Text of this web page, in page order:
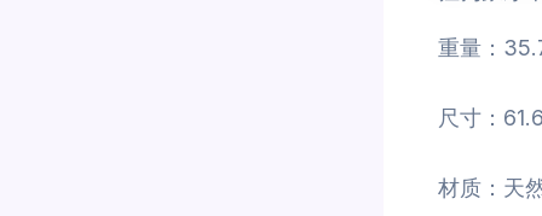
重量：
尺寸：
材质：天